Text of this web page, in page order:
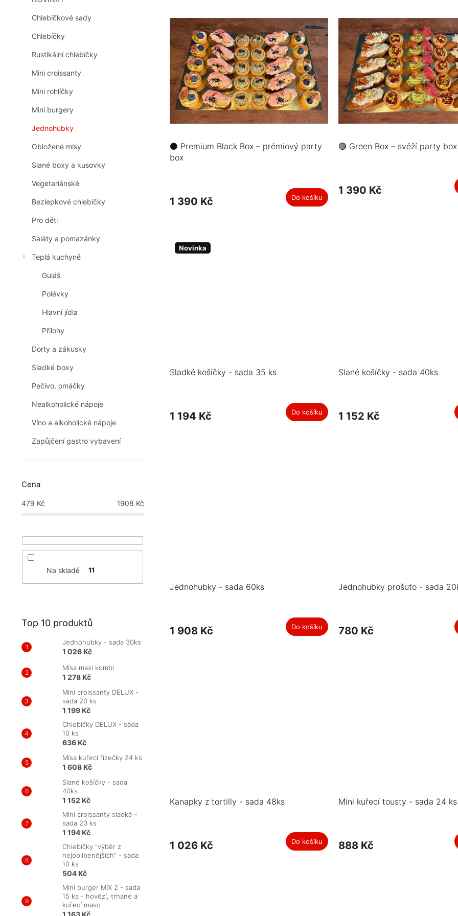
Chlebíčkové sady
Chlebíčky
Rustikální chlebíčky
Mini croissanty
Mini rohlíčky
Mini burgery
Jednohubky
Obložené mísy
Slané boxy a kusovky
Vegetariánské
Bezlepkové chlebíčky
Pro děti
Saláty a pomazánky
Teplá kuchyně
Guláš
Polévky
Hlavní jídla
Přílohy
Dorty a zákusky
Sladké boxy
Pečivo, omáčky
Nealkoholické nápoje
Víno a alkoholické nápoje
Zapůjčení gastro vybavení
Cena
479 Kč 1908 Kč
Na skladě 11
Top 10 produktů
Jednohubky - sada 30ks
1 026 Kč
Mísa maxi kombi
1 278 Kč
Mini croissanty DELUX -
sada 20 ks
1 199 Kč
Chlebíčky DELUX - sada
10 ks
636 Kč
Mísa kuřecí řízečky 24 ks
1 608 Kč
Slané košíčky - sada
40ks
1 152 Kč
Mini croissanty sladké -
sada 20 ks
1 194 Kč
Chlebíčky "výběr z
nejoblíbenějších" - sada
10 ks
504 Kč
Mini burger MIX 2 - sada
15 ks - hovězí, trhané a
kuřecí maso
1 163 Kč
p
i
s
p
r
o
d
u
k
t
⚫ Premium Black Box – prémiový party
box
1 390 Kč Do košíku
🟢 Green Box – svěží party box
1 390 Kč
Novinka
Sladké košíčky - sada 35 ks
1 194 Kč Do košíku
Slané košíčky - sada 40ks
1 152 Kč
Jednohubky - sada 60ks
1 908 Kč Do košíku
Jednohubky prošuto - sada
780 Kč
Kanapky z tortilly - sada 48ks
1 026 Kč Do košíku
Mini kuřecí tousty - sada 24 ks
888 Kč